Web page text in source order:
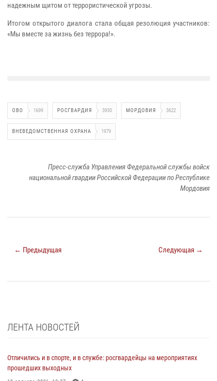
надежным щитом от террористической угрозы.
Итогом открытого диалога стала общая резолюция участников:
«Мы вместе за жизнь без террора!».
ОВО 1699 РОСГВАРДИЯ 3930 МОРДОВИЯ 3622
ВНЕВЕДОМСТВЕННАЯ ОХРАНА 1979
Пресс-служба Управления Федеральной службы войск
национальной гвардии Российской Федерации по Республике
Мордовия
← Предыдущая Следующая →
ЛЕНТА НОВОСТЕЙ
Отличились и в спорте, и в службе: росгвардейцы на мероприятиях
прошедших выходных